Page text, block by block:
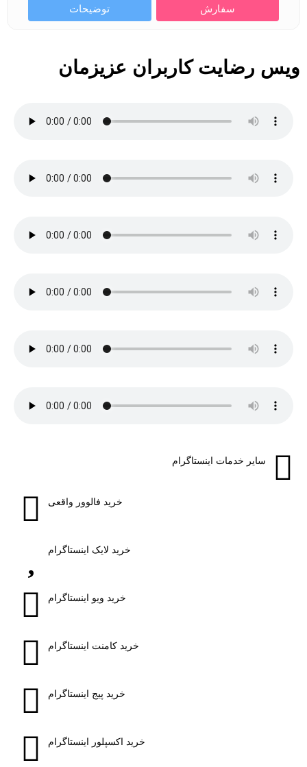
سفارش توضیحات
ویس رضایت کاربران عزیزمان
سایر خدمات اینستاگرام
خرید فالوور واقعی
خرید لایک اینستاگرام
خرید ویو اینستاگرام
خرید کامنت اینستاگرام
خرید پیج اینستاگرام
خرید اکسپلور اینستاگرام